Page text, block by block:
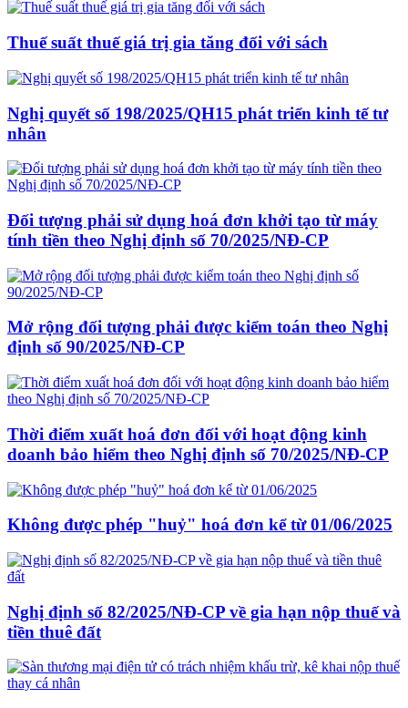
Thuế suất thuế giá trị gia tăng đối với sách
Nghị quyết số 198/2025/QH15 phát triển kinh tế tư
nhân
Đối tượng phải sử dụng hoá đơn khởi tạo từ máy
tính tiền theo Nghị định số 70/2025/NĐ-CP
Mở rộng đối tượng phải được kiểm toán theo Nghị
định số 90/2025/NĐ-CP
Thời điểm xuất hoá đơn đối với hoạt động kinh
doanh bảo hiểm theo Nghị định số 70/2025/NĐ-CP
Không được phép "huỷ" hoá đơn kể từ 01/06/2025
Nghị định số 82/2025/NĐ-CP về gia hạn nộp thuế và
tiền thuê đất